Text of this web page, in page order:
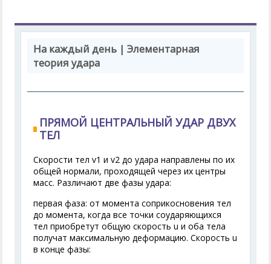
На каждый день | Элементарная
теория удара
ПРЯМОЙ ЦЕНТРАЛЬНЫЙ УДАР ДВУХ
ТЕЛ
Скорости тел v1 и v2 до удара направлены по их
общей нормали, проходящей через их центры
масс. Различают две фазы удара:
первая фаза: от момента соприкосновения тел
до момента, когда все точки соударяющихся
тел приобретут общую скорость u и оба тела
получат максимальную деформацию. Скорость u
в конце фазы: